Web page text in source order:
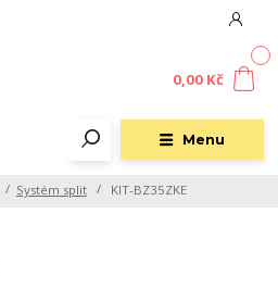
Menu
0,00 Kč
Systém split KIT-BZ35ZKE